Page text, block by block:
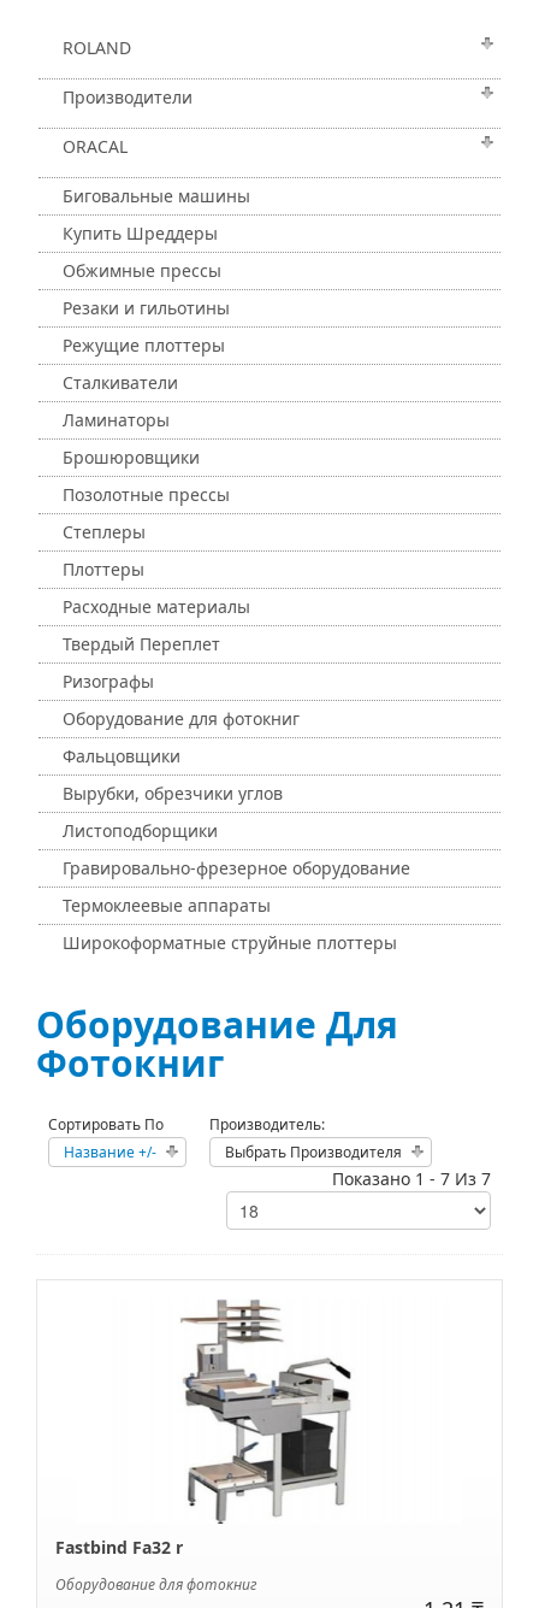
ROLAND
Производители
ORACAL
Биговальные машины
Купить Шреддеры
Обжимные прессы
Резаки и гильотины
Режущие плоттеры
Сталкиватели
Ламинаторы
Брошюровщики
Позолотные прессы
Степлеры
Плоттеры
Расходные материалы
Твердый Переплет
Ризографы
Оборудование для фотокниг
Фальцовщики
Вырубки, обрезчики углов
Листоподборщики
Гравировально-фрезерное оборудование
Термоклеевые аппараты
Широкоформатные струйные плоттеры
Оборудование Для
Фотокниг
Сортировать По
Название +/-
Производитель:
Выбрать Производителя
Показано 1 - 7 Из 7
Fastbind Fa32 r
Оборудование для фотокниг